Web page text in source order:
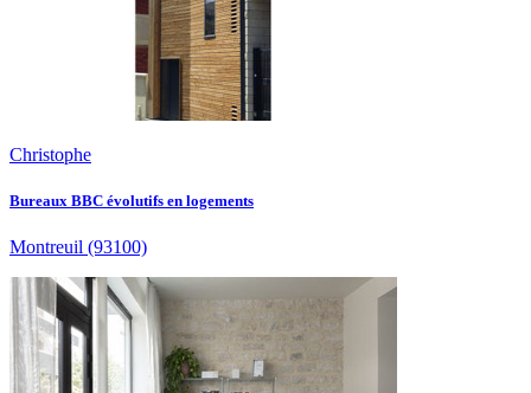
Christophe
Bureaux BBC évolutifs en logements
Montreuil (93100)